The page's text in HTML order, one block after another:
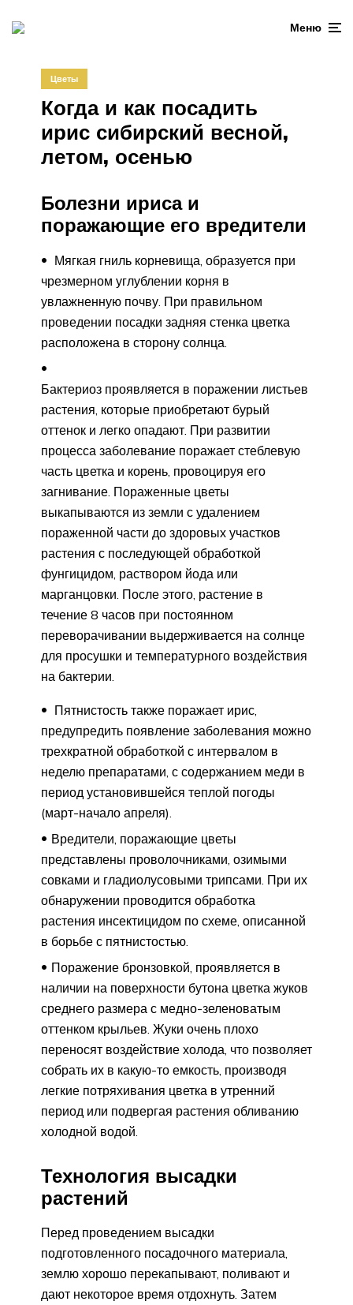
Меню
Цветы
Когда и как посадить
ирис сибирский весной,
летом, осенью
Болезни ириса и
поражающие его вредители
Мягкая гниль корневища, образуется при
чрезмерном углублении корня в
увлажненную почву. При правильном
проведении посадки задняя стенка цветка
расположена в сторону солнца.
Бактериоз проявляется в поражении листьев
растения, которые приобретают бурый
оттенок и легко опадают. При развитии
процесса заболевание поражает стеблевую
часть цветка и корень, провоцируя его
загнивание. Пораженные цветы
выкапываются из земли с удалением
пораженной части до здоровых участков
растения с последующей обработкой
фунгицидом, раствором йода или
марганцовки. После этого, растение в
течение 8 часов при постоянном
переворачивании выдерживается на солнце
для просушки и температурного воздействия
на бактерии.
Пятнистость также поражает ирис,
предупредить появление заболевания можно
трехкратной обработкой с интервалом в
неделю препаратами, с содержанием меди в
период установившейся теплой погоды
(март-начало апреля).
Вредители, поражающие цветы
представлены проволочниками, озимыми
совками и гладиолусовыми трипсами. При их
обнаружении проводится обработка
растения инсектицидом по схеме, описанной
в борьбе с пятнистостью.
Поражение бронзовкой, проявляется в
наличии на поверхности бутона цветка жуков
среднего размера с медно-зеленоватым
оттенком крыльев. Жуки очень плохо
переносят воздействие холода, что позволяет
собрать их в какую-то емкость, производя
легкие потряхивания цветка в утренний
период или подвергая растения обливанию
холодной водой.
Технология высадки
растений
Перед проведением высадки
подготовленного посадочного материала,
землю хорошо перекапывают, поливают и
дают некоторое время отдохнуть. Затем